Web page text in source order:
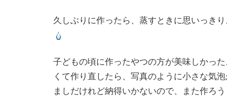
久しぶりに作ったら、蒸すときに思いっき
子どもの頃に作ったやつの方が美味しかっ
くて作り直したら、写真のように小さな気
ましだけれど納得いかないので、また作ろ